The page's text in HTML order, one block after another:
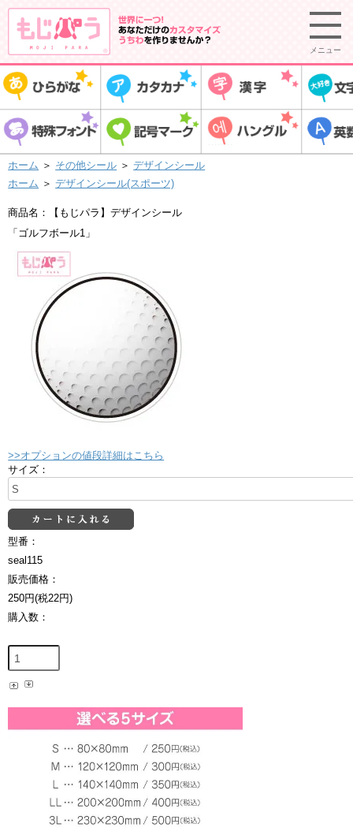
メニュー
ホーム ＞ その他シール ＞ デザインシール
ホーム ＞ デザインシール(スポーツ)
商品名：【もじパラ】デザインシール
「ゴルフボール1」
>>オプションの値段詳細はこちら
サイズ：
型番：
seal115
販売価格：
250円(税22円)
購入数：